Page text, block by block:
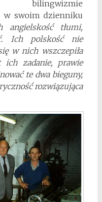
w swoim dzienniku
angielskość tłumi,
Ich polskość nie
w nich wszczepiła
ich zadanie, prawie
te dwa bieguny,
rozwiązująca